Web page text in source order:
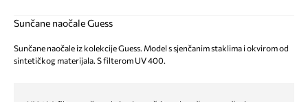
Sunčane naočale Guess
Sunčane naočale iz kolekcije Guess. Model s sjenčanim staklima i okvirom od
sintetičkog materijala. S filterom UV 400.